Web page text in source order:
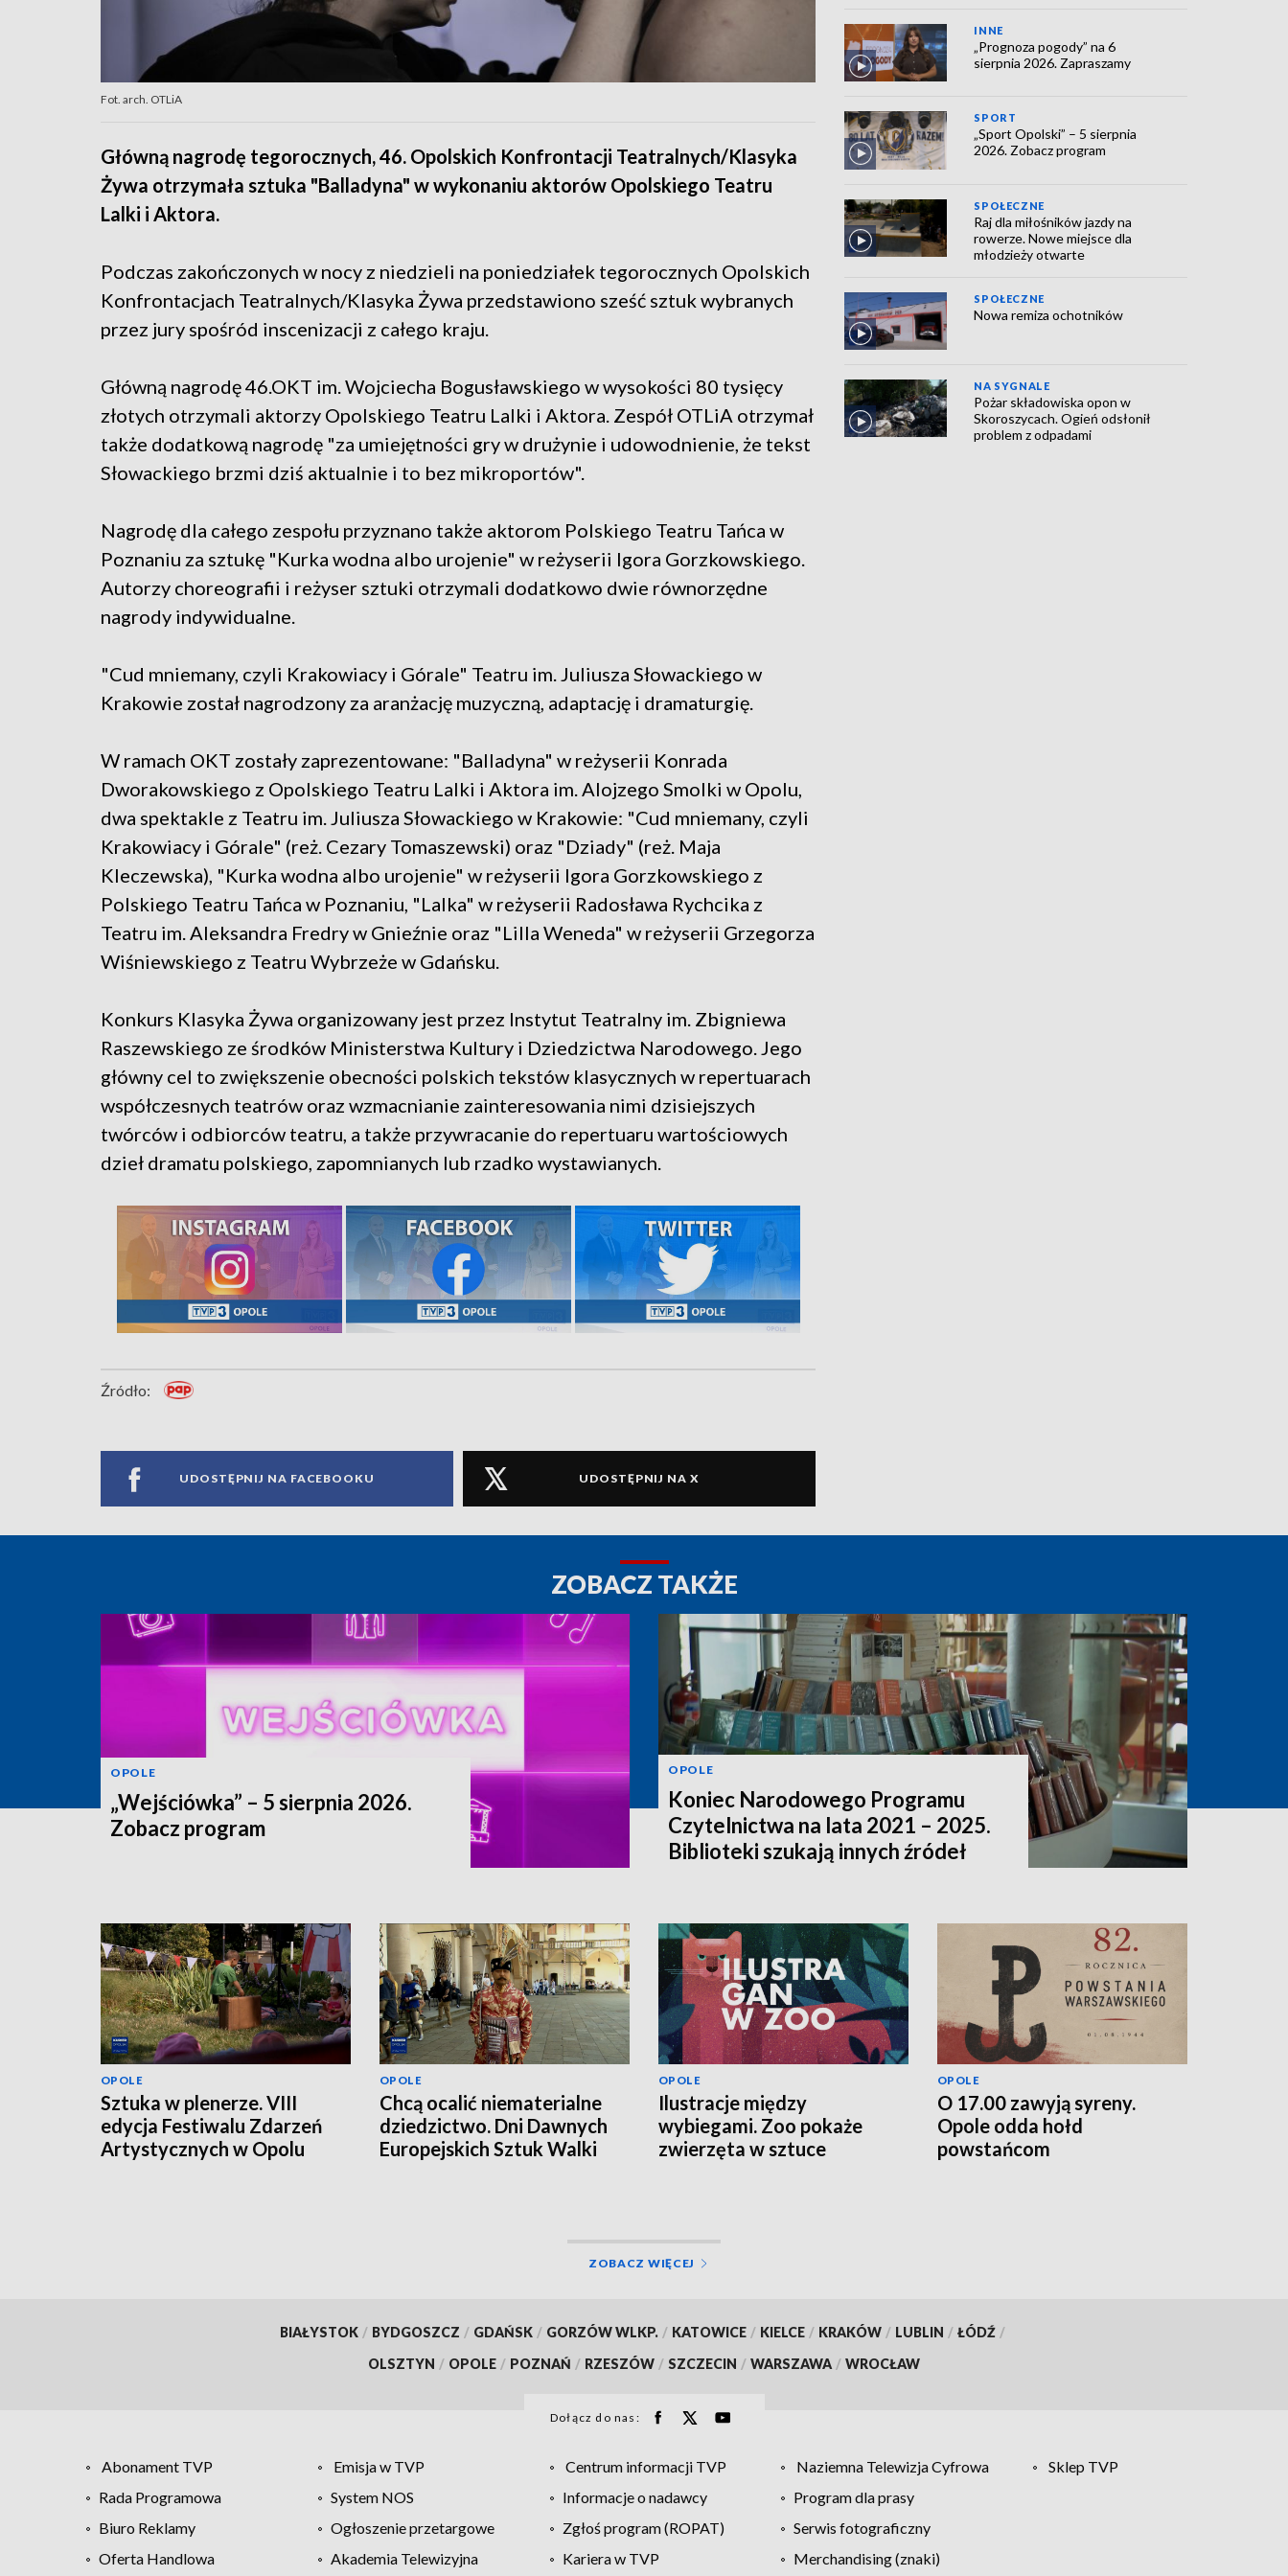
Fot. arch. OTLiA
Główną nagrodę tegorocznych, 46. Opolskich Konfrontacji Teatralnych/Klasyka
Żywa otrzymała sztuka "Balladyna" w wykonaniu aktorów Opolskiego Teatru
Lalki i Aktora.
Podczas zakończonych w nocy z niedzieli na poniedziałek tegorocznych Opolskich
Konfrontacjach Teatralnych/Klasyka Żywa przedstawiono sześć sztuk wybranych
przez jury spośród inscenizacji z całego kraju.
Główną nagrodę 46.OKT im. Wojciecha Bogusławskiego w wysokości 80 tysięcy
złotych otrzymali aktorzy Opolskiego Teatru Lalki i Aktora. Zespół OTLiA otrzymał
także dodatkową nagrodę "za umiejętności gry w drużynie i udowodnienie, że tekst
Słowackiego brzmi dziś aktualnie i to bez mikroportów".
Nagrodę dla całego zespołu przyznano także aktorom Polskiego Teatru Tańca w
Poznaniu za sztukę "Kurka wodna albo urojenie" w reżyserii Igora Gorzkowskiego.
Autorzy choreografii i reżyser sztuki otrzymali dodatkowo dwie równorzędne
nagrody indywidualne.
"Cud mniemany, czyli Krakowiacy i Górale" Teatru im. Juliusza Słowackiego w
Krakowie został nagrodzony za aranżację muzyczną, adaptację i dramaturgię.
W ramach OKT zostały zaprezentowane: "Balladyna" w reżyserii Konrada
Dworakowskiego z Opolskiego Teatru Lalki i Aktora im. Alojzego Smolki w Opolu,
dwa spektakle z Teatru im. Juliusza Słowackiego w Krakowie: "Cud mniemany, czyli
Krakowiacy i Górale" (reż. Cezary Tomaszewski) oraz "Dziady" (reż. Maja
Kleczewska), "Kurka wodna albo urojenie" w reżyserii Igora Gorzkowskiego z
Polskiego Teatru Tańca w Poznaniu, "Lalka" w reżyserii Radosława Rychcika z
Teatru im. Aleksandra Fredry w Gnieźnie oraz "Lilla Weneda" w reżyserii Grzegorza
Wiśniewskiego z Teatru Wybrzeże w Gdańsku.
Konkurs Klasyka Żywa organizowany jest przez Instytut Teatralny im. Zbigniewa
Raszewskiego ze środków Ministerstwa Kultury i Dziedzictwa Narodowego. Jego
główny cel to zwiększenie obecności polskich tekstów klasycznych w repertuarach
współczesnych teatrów oraz wzmacnianie zainteresowania nimi dzisiejszych
twórców i odbiorców teatru, a także przywracanie do repertuaru wartościowych
dzieł dramatu polskiego, zapomnianych lub rzadko wystawianych.
Źródło:
UDOSTĘPNIJ NA FACEBOOKU UDOSTĘPNIJ NA X
INNE
„Prognoza pogody” na 6
sierpnia 2026. Zapraszamy
SPORT
„Sport Opolski” – 5 sierpnia
2026. Zobacz program
SPOŁECZNE
Raj dla miłośników jazdy na
rowerze. Nowe miejsce dla
młodzieży otwarte
SPOŁECZNE
Nowa remiza ochotników
NA SYGNALE
Pożar składowiska opon w
Skoroszycach. Ogień odsłonił
problem z odpadami
ZOBACZ TAKŻE
OPOLE
„Wejściówka” – 5 sierpnia 2026.
Zobacz program
OPOLE
Koniec Narodowego Programu
Czytelnictwa na lata 2021 – 2025.
Biblioteki szukają innych źródeł
OPOLE
Sztuka w plenerze. VIII
edycja Festiwalu Zdarzeń
Artystycznych w Opolu
OPOLE
Chcą ocalić niematerialne
dziedzictwo. Dni Dawnych
Europejskich Sztuk Walki
OPOLE
Ilustracje między
wybiegami. Zoo pokaże
zwierzęta w sztuce
OPOLE
O 17.00 zawyją syreny.
Opole odda hołd
powstańcom
ZOBACZ WIĘCEJ
BIAŁYSTOK / BYDGOSZCZ / GDAŃSK / GORZÓW WLKP. / KATOWICE / KIELCE / KRAKÓW / LUBLIN / ŁÓDŹ /
OLSZTYN / OPOLE / POZNAŃ / RZESZÓW / SZCZECIN / WARSZAWA / WROCŁAW
Dołącz do nas:
Abonament TVP Emisja w TVP Centrum informacji TVP Naziemna Telewizja Cyfrowa
Sklep TVP
Rada Programowa
System NOS Informacje o nadawcy
Program dla prasy
Biuro Reklamy
Ogłoszenie przetargowe Zgłoś program (ROPAT)
Serwis fotograficzny
Oferta Handlowa
Akademia Telewizyjna Kariera w TVP Merchandising (znaki)